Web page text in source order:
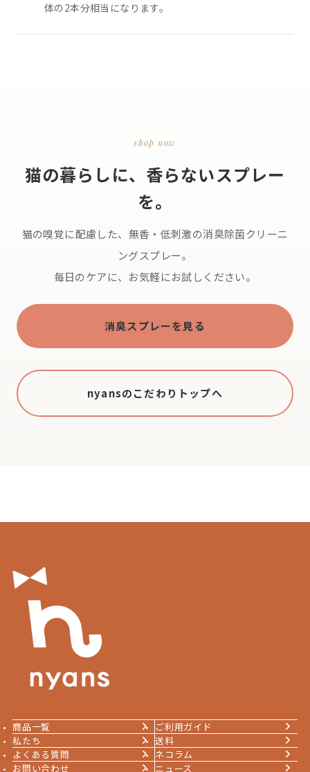
体の2本分相当になります。
shop now
猫の暮らしに、香らないスプレー
を。
猫の嗅覚に配慮した、無香・低刺激の消臭除菌クリーニ
ングスプレー。
毎日のケアに、お気軽にお試しください。
消臭スプレーを見る
nyansのこだわりトップへ
商品一覧
ご利用ガイド
私たち
送料
よくある質問
ネコラム
お問い合わせ
ニュース